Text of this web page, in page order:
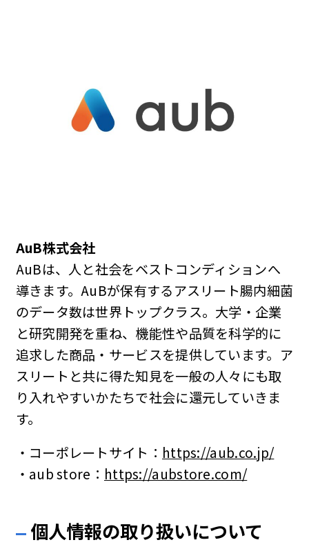
AuB株式会社
AuBは、人と社会をベストコンディションへ
導きます。AuBが保有するアスリート腸内細菌
のデータ数は世界トップクラス。大学・企業
と研究開発を重ね、機能性や品質を科学的に
追求した商品・サービスを提供しています。ア
スリートと共に得た知見を一般の人々にも取
り入れやすいかたちで社会に還元していきま
す。
・コーポレートサイト： https://aub.co.jp/
・aub store： https://aubstore.com/
個人情報の取り扱いについて